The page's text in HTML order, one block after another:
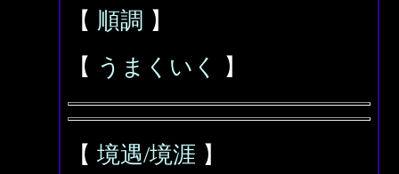
【 順調 】
【 うまくいく 】
【 境遇/境涯 】